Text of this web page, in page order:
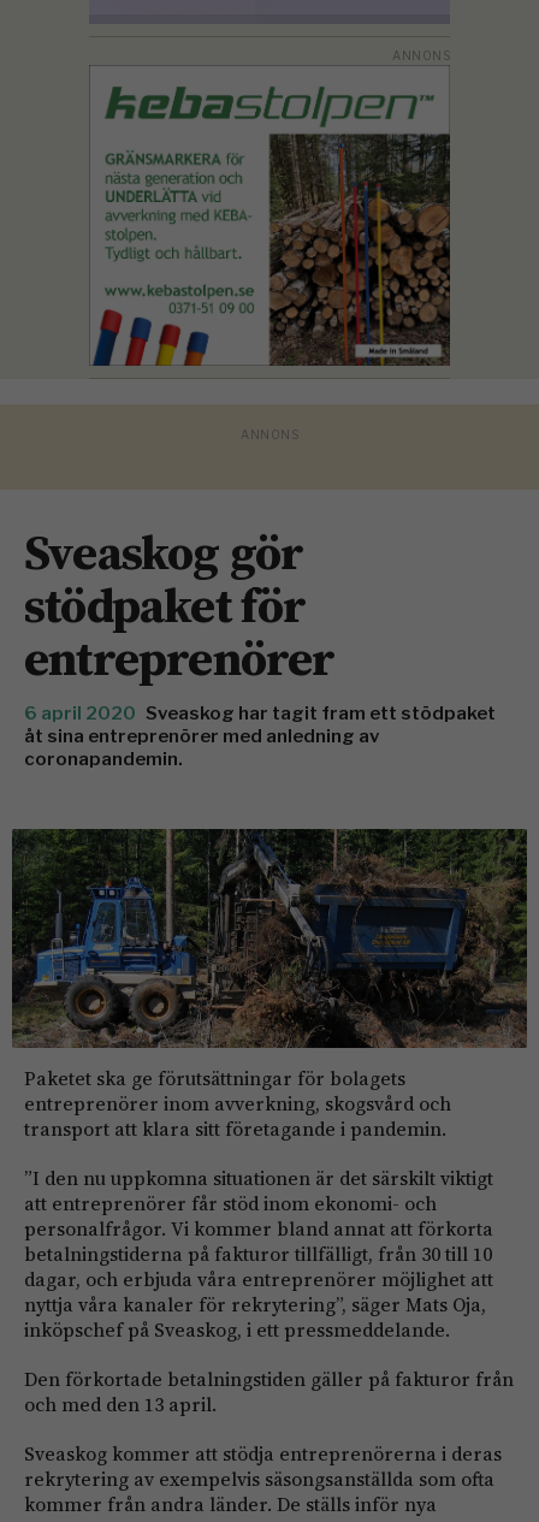
Sveaskog gör
stödpaket för
entreprenörer
6 april 2020 Sveaskog har tagit fram ett stödpaket
åt sina entreprenörer med anledning av
coronapandemin.
Paketet ska ge förutsättningar för bolagets
entreprenörer inom avverkning, skogsvård och
transport att klara sitt företagande i pandemin.
”I den nu uppkomna situationen är det särskilt viktigt
att entreprenörer får stöd inom ekonomi- och
personalfrågor. Vi kommer bland annat att förkorta
betalningstiderna på fakturor tillfälligt, från 30 till 10
dagar, och erbjuda våra entreprenörer möjlighet att
nyttja våra kanaler för rekrytering”, säger Mats Oja,
inköpschef på Sveaskog, i ett pressmeddelande.
Den förkortade betalningstiden gäller på fakturor från
och med den 13 april.
Sveaskog kommer att stödja entreprenörerna i deras
rekrytering av exempelvis säsongsanställda som ofta
kommer från andra länder. De ställs inför nya